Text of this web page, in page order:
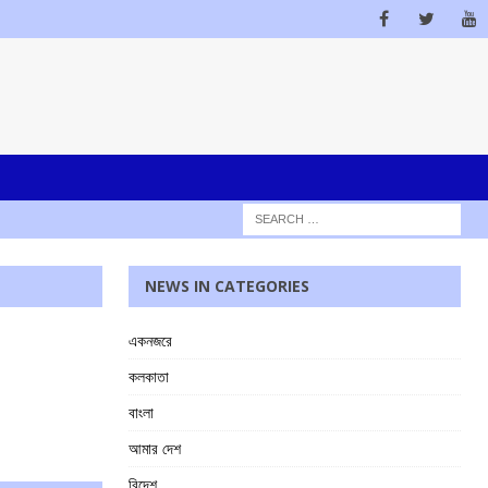
NEWS IN CATEGORIES
একনজরে
কলকাতা
বাংলা
আমার দেশ